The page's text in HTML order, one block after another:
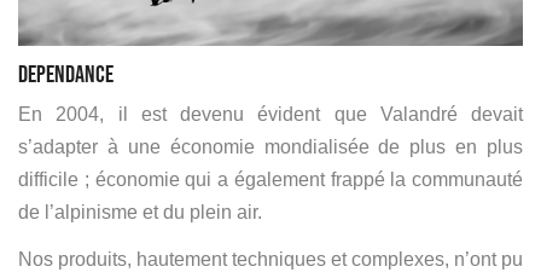
DEPENDANCE
En 2004, il est devenu évident que Valandré devait
s’adapter à une économie mondialisée de plus en plus
difficile ; économie qui a également frappé la communauté
de l’alpinisme et du plein air.
Nos produits, hautement techniques et complexes, n’ont pu